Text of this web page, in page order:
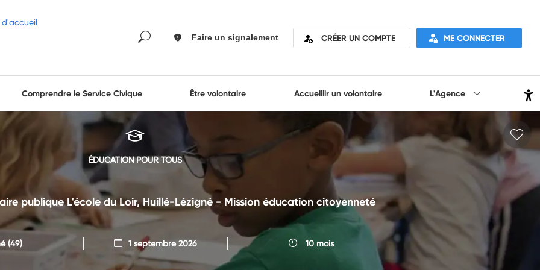
Faire un signalement CRÉER UN COMPTE ME CONNECTER
Comprendre le Service Civique Être volontaire Accueillir un volontaire L'Agence
ÉDUCATION POUR TOUS
publique L'école du Loir, Huillé-Lézigné - Mission éducation citoyenneté
(49) 1 septembre 2026 10 mois